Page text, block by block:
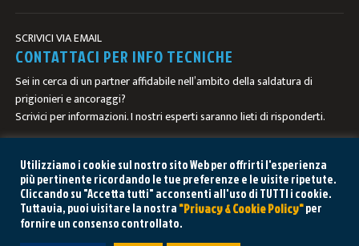
SCRIVICI VIA EMAIL
CONTATTACI PER INFO TECNICHE
Sei in cerca di un partner affidabile nell’ambito della saldatura di
prigionieri e ancoraggi?
Scrivici per informazioni. I nostri esperti saranno lieti di risponderti.
HAI BISOGNO DI AIUTO? CHIEDI AL
Utilizziamo i cookie sul nostro sito Web per offrirti l'esperienza
più pertinente ricordando le tue preferenze e le visite ripetute.
Cliccando su "Accetta tutti" acconsenti all'uso di TUTTI i cookie.
Tuttavia, puoi visitare la nostra"Privacy & Cookie Policy"per
fornire un consenso controllato.